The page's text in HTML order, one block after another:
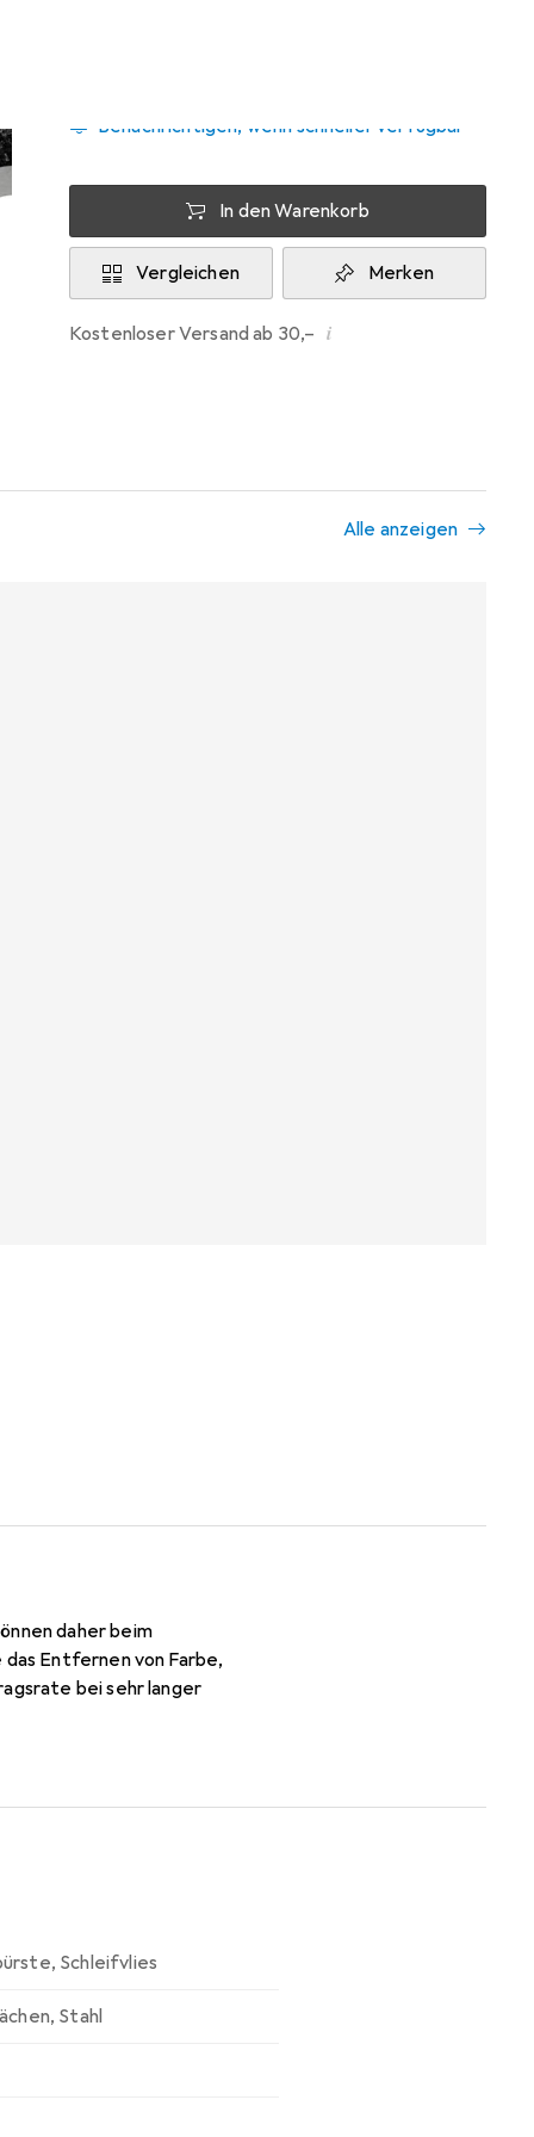
Benachrichtigen, wenn schneller verfügbar
In den Warenkorb
Vergleichen Merken
Kostenloser Versand ab 30,– i
Alle anzeigen
daher beim
Entfernen von Farbe,
bei sehr langer
, Schleifvlies
, Stahl